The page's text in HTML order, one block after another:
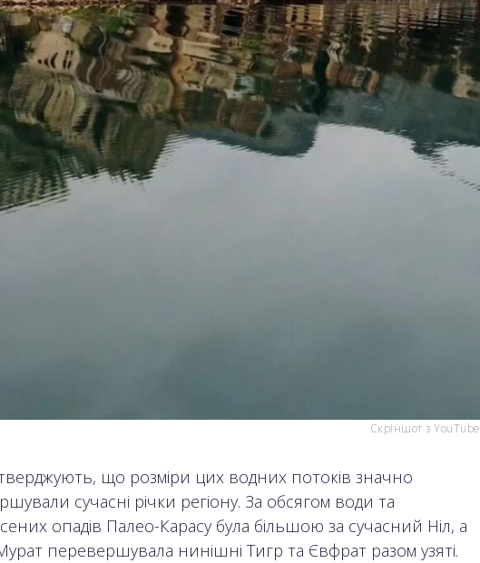
Скріншот з YouTube
що розміри цих водних потоків значно
сучасні річки регіону. За обсягом води та
опадів Палео-Карасу була більшою за сучасний Ніл, а
перевершувала нинішні Тигр та Євфрат разом узяті.